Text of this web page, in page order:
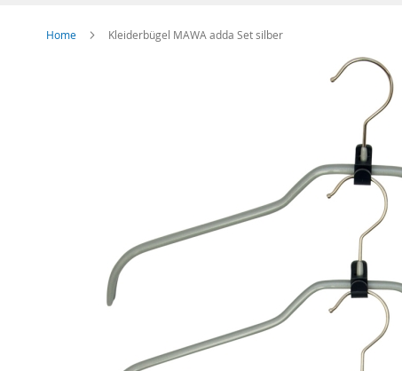
Home Kleiderbügel MAWA adda Set silber